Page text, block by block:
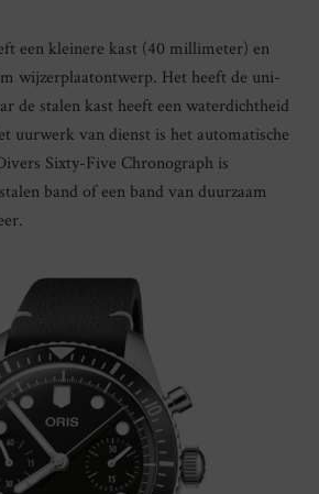
een kleinere kast (40 millimeter) en
wijzerplaatontwerp. Het heeft de uni-
de stalen kast heeft een waterdichtheid
uurwerk van dienst is het automatische
Sixty-Five Chronograph is
band of een band van duurzaam